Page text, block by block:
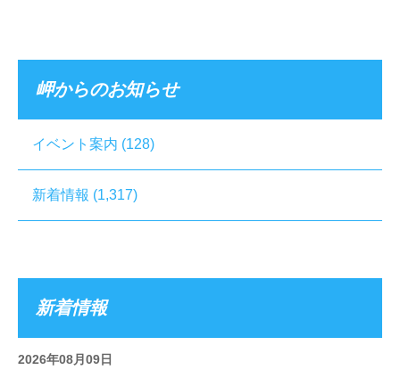
岬からのお知らせ
イベント案内 (128)
新着情報 (1,317)
新着情報
2026年08月09日